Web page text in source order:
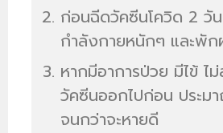
ก่อนฉีดวัคซีนโควิด 2 วั
กำลังกายหนักๆ และพั
หากมีอาการป่วย มีไข้ ไ
วัคซีนออกไปก่อน ประม
จนกว่าจะหายดี